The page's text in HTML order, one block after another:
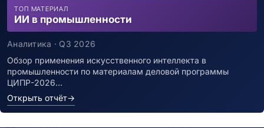
ТОП МАТЕРИАЛ
ИИ в промышленности
Аналитика · Q3 2026
Обзор применения искусственного интеллекта в
промышленности по материалам деловой программы
ЦИПР-2026…
Открыть отчёт→